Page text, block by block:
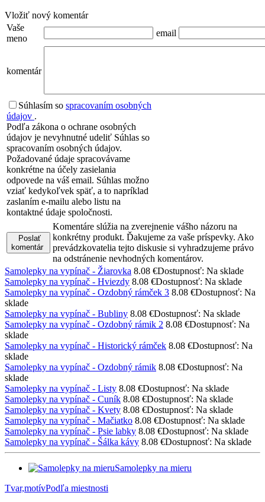
Vložiť nový komentár
Vaše
meno
email
komentár
Súhlasím so spracovaním osobných
údajov .
Podľa zákona o ochrane osobných
údajov je nevyhnutné udeliť Súhlas so
spracovaním osobných údajov.
Požadované údaje spracovávame
konkrétne na účely zasielania
odpovede na váš email. Súhlas možno
vziať kedykoľvek späť, a to napríklad
zaslaním e-mailu alebo listu na
kontaktné údaje spoločnosti.
Poslať
komentár
Komentáre slúžia na zverejnenie vášho názoru na
konkrétny produkt. Ďakujeme za vaše príspevky. Ako
prevádzkovatelia tejto diskusie si vyhradzujeme právo
na odstránenie nevhodných komentárov.
Samolepky na vypínač - Žiarovka 8.08 €Dostupnosť: Na sklade
Samolepky na vypínač - Hviezdy 8.08 €Dostupnosť: Na sklade
Samolepky na vypínač - Ozdobný rámček 3 8.08 €Dostupnosť: Na
sklade
Samolepky na vypínač - Bubliny 8.08 €Dostupnosť: Na sklade
Samolepky na vypínač - Ozdobný rámik 2 8.08 €Dostupnosť: Na
sklade
Samolepky na vypínač - Historický rámček 8.08 €Dostupnosť: Na
sklade
Samolepky na vypínač - Ozdobný rámik 8.08 €Dostupnosť: Na
sklade
Samolepky na vypínač - Listy 8.08 €Dostupnosť: Na sklade
Samolepky na vypínač - Cuník 8.08 €Dostupnosť: Na sklade
Samolepky na vypínač - Kvety 8.08 €Dostupnosť: Na sklade
Samolepky na vypínač - Mačiatko 8.08 €Dostupnosť: Na sklade
Samolepky na vypínač - Psie labky 8.08 €Dostupnosť: Na sklade
Samolepky na vypínač - Šálka ​​kávy 8.08 €Dostupnosť: Na sklade
Samolepky na mieru
Tvar,motívPodľa miestnosti